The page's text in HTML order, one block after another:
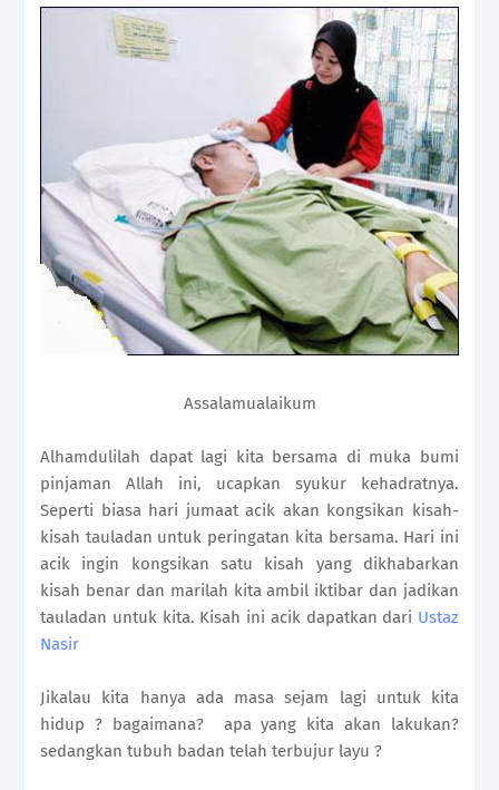
Assalamualaikum
Alhamdulilah dapat lagi kita bersama di muka bumi
pinjaman Allah ini, ucapkan syukur kehadratnya.
Seperti biasa hari jumaat acik akan kongsikan kisah-
kisah tauladan untuk peringatan kita bersama. Hari ini
acik ingin kongsikan satu kisah yang dikhabarkan
kisah benar dan marilah kita ambil iktibar dan jadikan
tauladan untuk kita. Kisah ini acik dapatkan dari Ustaz
Nasir
Jikalau kita hanya ada masa sejam lagi untuk kita
hidup ? bagaimana? apa yang kita akan lakukan?
sedangkan tubuh badan telah terbujur layu ?